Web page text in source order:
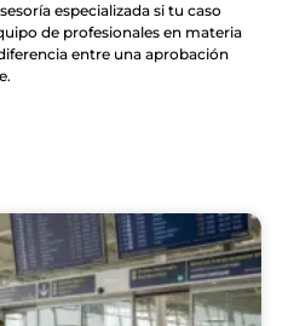
especializada si tu caso
de profesionales en materia
entre una aprobación